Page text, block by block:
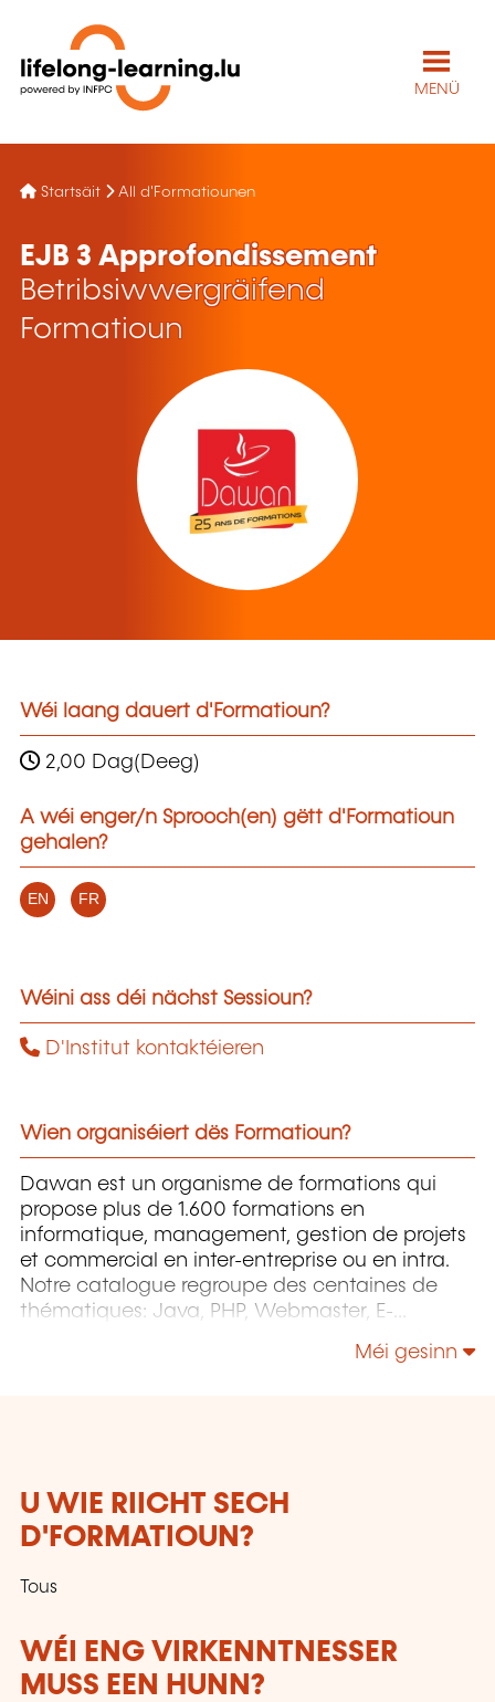
MENÜ
Startsäit All d'Formatiounen
EJB 3 Approfondissement
Betribsiwwergräifend
Formatioun
Wéi laang dauert d'Formatioun?
2,00 Dag(Deeg)
A wéi enger/n Sprooch(en) gëtt d'Formatioun
gehalen?
EN FR
Wéini ass déi nächst Sessioun?
D'Institut kontaktéieren
Wien organiséiert dës Formatioun?
Dawan est un organisme de formations qui
propose plus de 1.600 formations en
informatique, management, gestion de projets
et commercial en inter-entreprise ou en intra.
Notre catalogue regroupe des centaines de
thématiques: Java, PHP, Webmaster, E-
Méi gesinn
U WIE RIICHT SECH
D'FORMATIOUN?
Tous
WÉI ENG VIRKENNTNESSER
MUSS EEN HUNN?